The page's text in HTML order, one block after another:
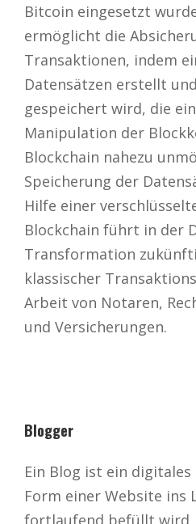
Bitcoin eingesetzt
ermöglicht die
Transaktionen, indem
Datensätzen erstellt
gespeichert wird, die
Manipulation der
Blockchain nahezu
Speicherung der
Hilfe einer
Blockchain führt in der
Transformation
klassischer
Arbeit von Notaren,
und Versicherungen.
Blogger
Ein Blog ist ein digitales
Form einer Website ins
fortlaufend befüllt wird.